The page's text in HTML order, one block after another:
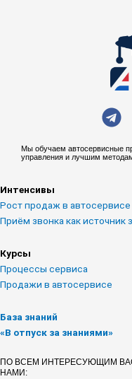
T
e
l
e
r
a
Мы обучаем автосервисные
управления и лучшим
Интенсивы
Рост продаж в автосервисе
Приём звонка как источник
Курсы
Процессы сервиса
Продажи в автосервисе
База знаний
«В отпуск за знаниями»
ПО ВСЕМ ИНТЕРЕСУЮЩИМ
НАМИ: